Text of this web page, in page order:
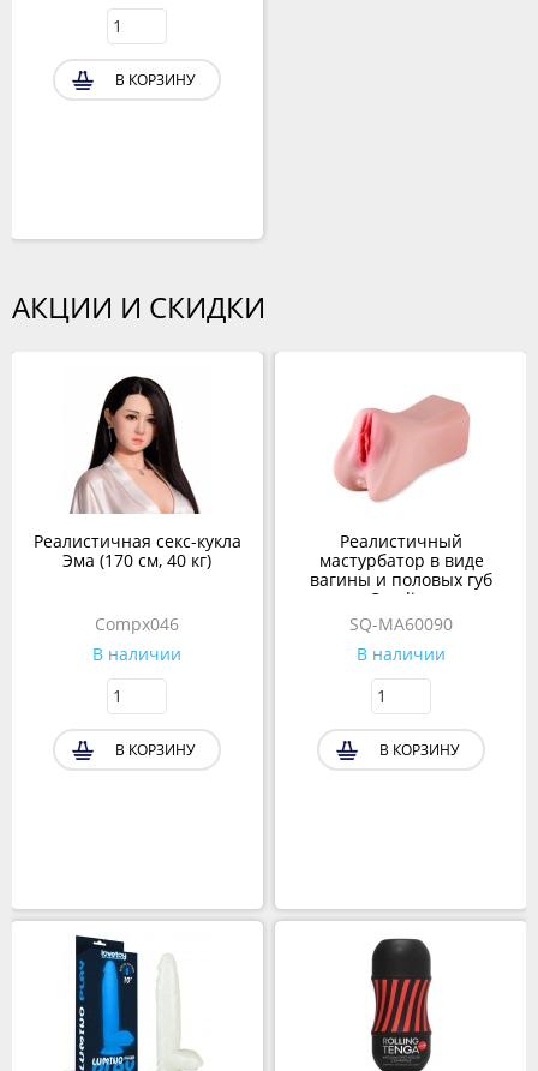
В КОРЗИНУ
АКЦИИ И СКИДКИ
Реалистичная секс-кукла
Эма (170 см, 40 кг)
Compx046
В наличии
В КОРЗИНУ
Реалистичный
мастурбатор в виде
вагины и половых губ
Candice
SQ-MA60090
В наличии
В КОРЗИНУ